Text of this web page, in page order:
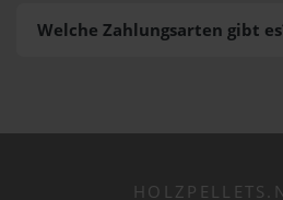
Welche Zahlungsarten gibt